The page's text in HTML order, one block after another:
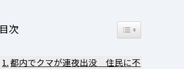
目次 Toggle Table of
都内でクマが連夜出没 住民に不